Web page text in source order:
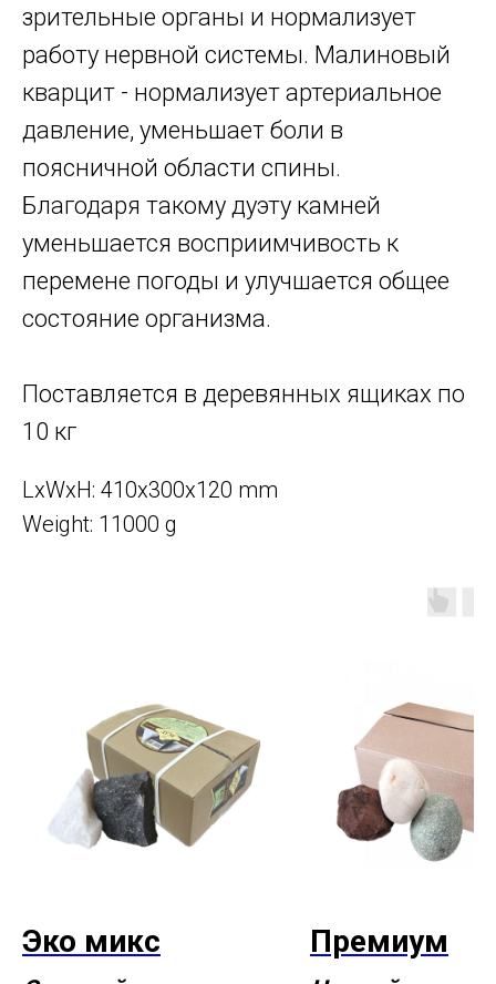
зрительные органы и нормализует
работу нервной системы. Малиновый
кварцит - нормализует артериальное
давление, уменьшает боли в
поясничной области спины.
Благодаря такому дуэту камней
уменьшается восприимчивость к
перемене погоды и улучшается общее
состояние организма.
Поставляется в деревянных ящиках по
10 кг
LxWxH: 410x300x120 mm
Weight: 11000 g
Эко микс Премиум